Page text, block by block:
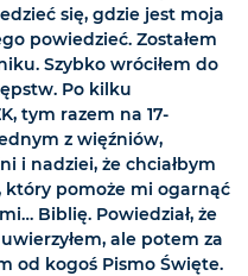
się, gdzie jest moja
powiedzieć. Zostałem
Szybko wróciłem do
Po kilku
tym razem na 17-
z więźniów,
i nadziei, że chciałbym
który pomoże mi ogarnąć
Biblię. Powiedział, że
ale potem za
od kogoś Pismo Święte.